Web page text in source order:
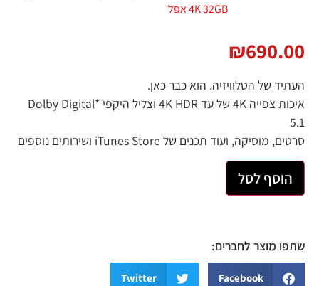
4K 32GB אפל
₪690.00
העתיד של הטלוויזיה. הוא כבר כאן.
איכות צפייה 4K של עד 4K HDR וצליל היקפי *Dolby Digital
5.1
סרטים, מוסיקה, ועוד תכנים של iTunes Store ושירותים נוספים
הוסף לסל
שתפו מוצר לחברים:
Facebook
Twitter